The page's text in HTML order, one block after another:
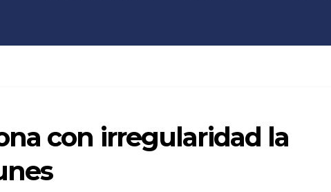
con irregularidad la